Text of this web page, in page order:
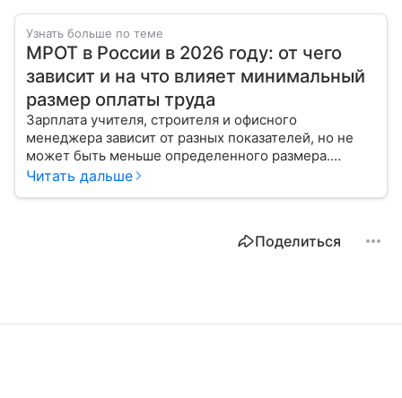
Узнать больше по теме
МРОТ в России в 2026 году: от чего
зависит и на что влияет минимальный
размер оплаты труда
Зарплата учителя, строителя и офисного
менеджера зависит от разных показателей, но не
может быть меньше определенного размера.
Рассказываем, как рассчитывается МРОТ и чему он
Читать дальше
Поделиться